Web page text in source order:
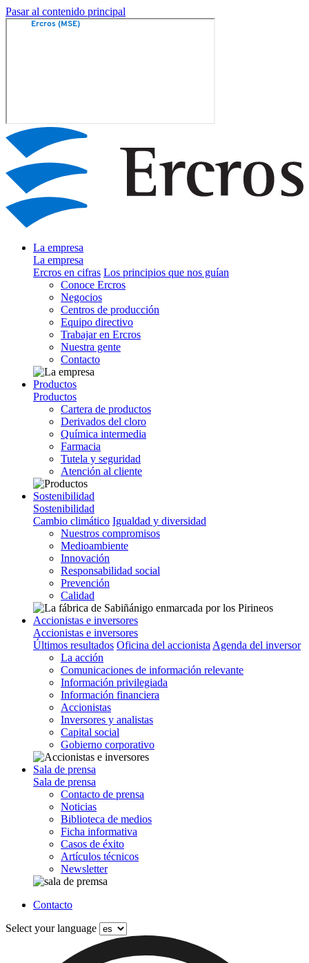
Pasar al contenido principal
La empresa
La empresa
Ercros en cifras Los principios que nos guían
Conoce Ercros
Negocios
Centros de producción
Equipo directivo
Trabajar en Ercros
Nuestra gente
Contacto
Productos
Productos
Cartera de productos
Derivados del cloro
Química intermedia
Farmacia
Tutela y seguridad
Atención al cliente
Sostenibilidad
Sostenibilidad
Cambio climático Igualdad y diversidad
Nuestros compromisos
Medioambiente
Innovación
Responsabilidad social
Prevención
Calidad
Accionistas e inversores
Accionistas e inversores
Últimos resultados Oficina del accionista Agenda del inversor
La acción
Comunicaciones de información relevante
Información privilegiada
Información financiera
Accionistas
Inversores y analistas
Capital social
Gobierno corporativo
Sala de prensa
Sala de prensa
Contacto de prensa
Noticias
Biblioteca de medios
Ficha informativa
Casos de éxito
Artículos técnicos
Newsletter
Contacto
Select your language